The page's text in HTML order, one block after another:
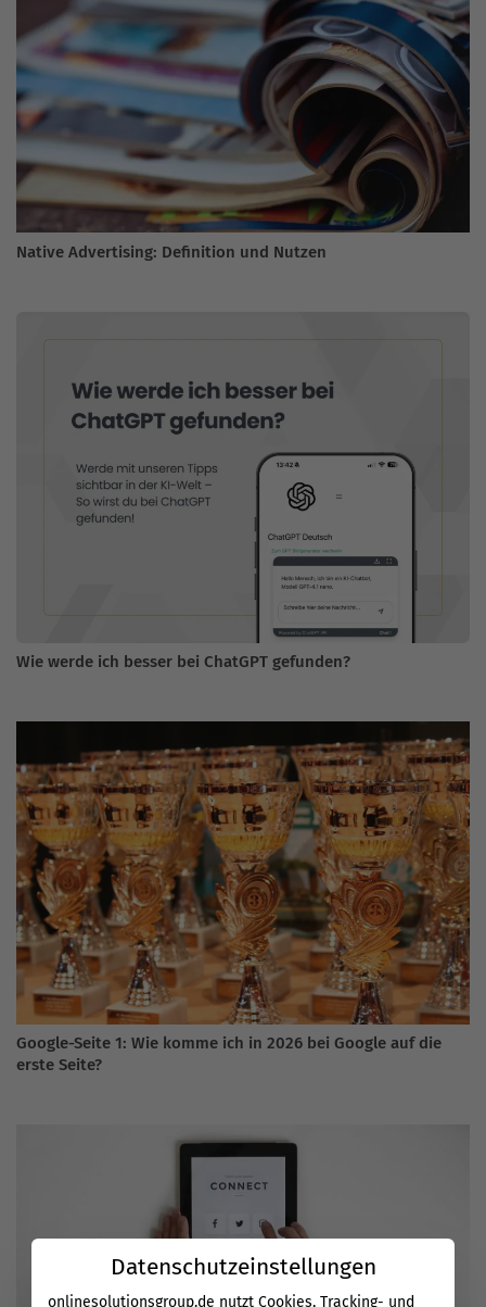
Native Advertising: Definition und Nutzen
Wie werde ich besser bei ChatGPT gefunden?
Google-Seite 1: Wie komme ich in 2026 bei Google auf die
erste Seite?
Datenschutzeinstellungen
onlinesolutionsgroup.de nutzt Cookies, Tracking- und